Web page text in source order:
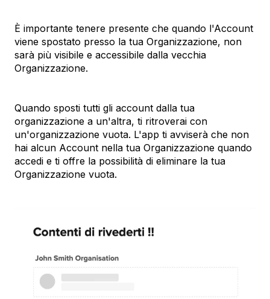
È importante tenere presente che quando l'Account
viene spostato presso la tua Organizzazione, non
sarà più visibile e accessibile dalla vecchia
Organizzazione.
Quando sposti tutti gli account dalla tua
organizzazione a un'altra, ti ritroverai con
un'organizzazione vuota. L'app ti avviserà che non
hai alcun Account nella tua Organizzazione quando
accedi e ti offre la possibilità di eliminare la tua
Organizzazione vuota.